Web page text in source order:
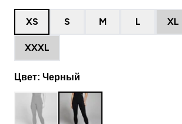
XS S M L XL
XXXL
Цвет: Черный